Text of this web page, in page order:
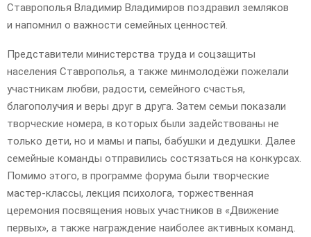
Ставрополья Владимир Владимиров поздравил земляков
и напомнил о важности семейных ценностей.
Представители министерства труда и соцзащиты
населения Ставрополья, а также минмолодёжи пожелали
участникам любви, радости, семейного счастья,
благополучия и веры друг в друга. Затем семьи показали
творческие номера, в которых были задействованы не
только дети, но и мамы и папы, бабушки и дедушки. Далее
семейные команды отправились состязаться на конкурсах.
Помимо этого, в программе форума были творческие
мастер-классы, лекция психолога, торжественная
церемония посвящения новых участников в «Движение
первых», а также награждение наиболее активных команд.